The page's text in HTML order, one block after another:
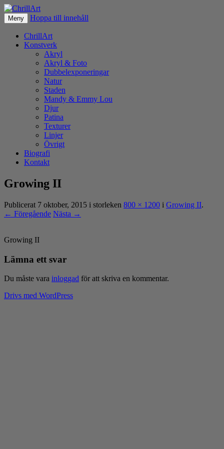
ChrillArt
Fotografier & akryl av Christer Lövgren
Meny Hoppa till innehåll
ChrillArt
Konstverk
Akryl
Akryl & Foto
Dubbelexponeringar
Natur
Staden
Mandy & Emmy Lou
Djur
Patina
Texturer
Linjer
Övrigt
Biografi
Kontakt
Growing II
Publicerat 7 oktober, 2015 i storleken 800 × 1200 i Growing II.
← Föregående Nästa →
Growing II
Lämna ett svar
Du måste vara inloggad för att skriva en kommentar.
Drivs med WordPress